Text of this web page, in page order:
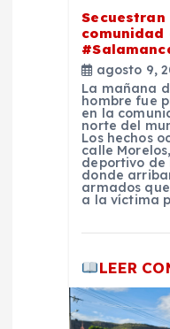
Secuestran
comunidad
agosto 9,
La mañana
hombre fue
en la
norte del
Los hechos
calle
deportivo de
donde
armados
a la víctima
LEER